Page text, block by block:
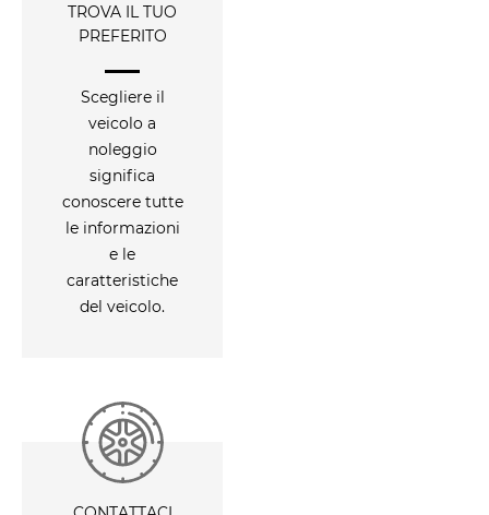
TROVA IL TUO
PREFERITO
Scegliere il
veicolo a
noleggio
significa
conoscere tutte
le informazioni
e le
caratteristiche
del veicolo.